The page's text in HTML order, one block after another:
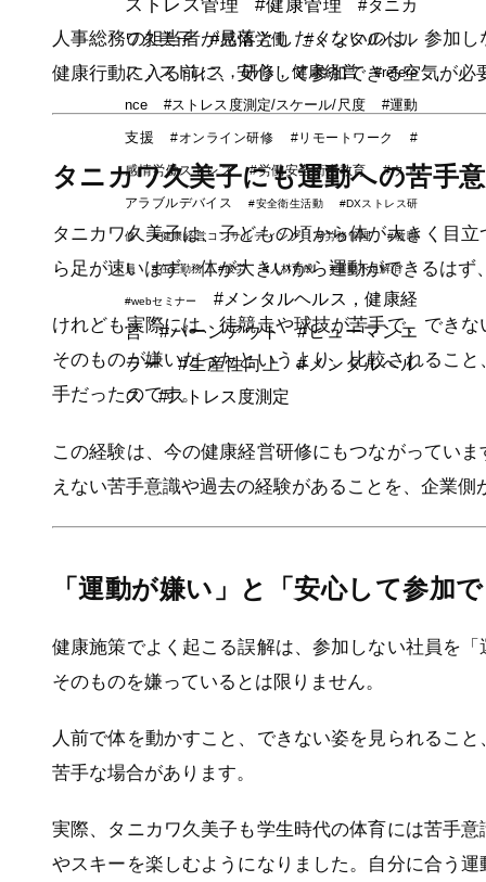
人事総務の担当者が見落としたくないのは、参加
健康行動に入る前に、安心して参加できる空気が必
タニカワ久美子にも運動への苦手
タニカワ久美子は、子どもの頃から体が大きく目
ら足が速いはず、体が大きいから運動ができるは
けれども実際には、徒競走や球技が苦手で、でき
そのものが嫌いだったというより、比較されるこ
手だったのです。
この経験は、今の健康経営研修にもつながってい
えない苦手意識や過去の経験があることを、企業
「運動が嫌い」と「安心して参加
健康施策でよく起こる誤解は、参加しない社員を
そのものを嫌っているとは限りません。
人前で体を動かすこと、できない姿を見られるこ
苦手な場合があります。
実際、タニカワ久美子も学生時代の体育には苦手
やスキーを楽しむようになりました。自分に合う
ストレス管理
#健康管理
#タニカ
ワ久美子
#感情労働
#メンタルヘル
ス，ストレス，研修，健康経営
#refere
nce
#ストレス度測定/スケール/尺度
#運動
支援
#オンライン研修 #リモートワーク #
感情労働ストレス #労働安全衛生教育 #ウエ
アラブルデバイス #安全衛生活動 #DXストレス研
修 #健康経営コンサルティング #労務管理 #教職
員 #在宅勤務 #疲労 #人材育成 #運動不足解消
#webセミナー
#メンタルヘルス，健康経
営
#バーンアウト
#ヒューマンエ
ラー
#生産性向上
#メンタルヘル
ス
#ストレス度測定